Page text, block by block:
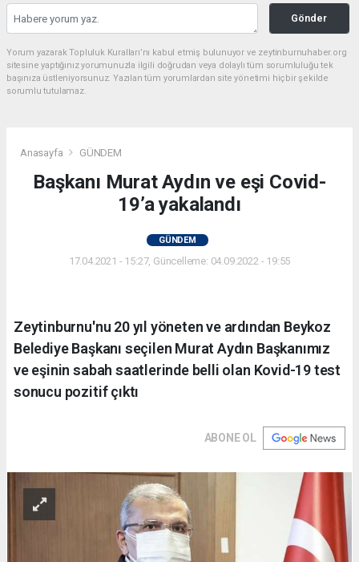
Gönder
Yorum yazarak Topluluk Kuralları’nı kabul etmiş bulunuyor ve zeytinburnuhaber.org
sitesine yaptığınız yorumunuzla ilgili doğrudan veya dolaylı tüm sorumluluğu tek
başınıza üstleniyorsunuz. Yazılan tüm yorumlardan site yönetimi hiçbir şekilde
sorumlu tutulamaz.
Anasayfa GÜNDEM
Başkanı Murat Aydın ve eşi Covid-
19’a yakalandı
GÜNDEM
17.04.2021 - 15:27, Güncelleme: 04.09.2022 - 19:55
Zeytinburnu'nu 20 yıl yöneten ve ardından Beykoz
Belediye Başkanı seçilen Murat Aydın Başkanımız
ve eşinin sabah saatlerinde belli olan Kovid-19 test
sonucu pozitif çıktı
ABONE OL